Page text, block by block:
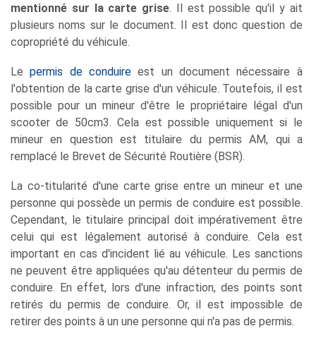
mentionné sur la carte grise. Il est possible qu'il y ait
plusieurs noms sur le document. Il est donc question de
copropriété du véhicule.
Lepermis de conduire est un document nécessaire à
l'obtention de la carte grise d'un véhicule. Toutefois, il est
possible pour un mineur d'être le propriétaire légal d'un
scooter de 50cm3. Cela est possible uniquement si le
mineur en question est titulaire du permis AM, qui a
remplacé le Brevet de Sécurité Routière (BSR).
La co-titularité d'une carte grise entre un mineur et une
personne qui possède un permis de conduire est possible.
Cependant, le titulaire principal doit impérativement être
celui qui est légalement autorisé à conduire. Cela est
important en cas d'incident lié au véhicule. Les sanctions
ne peuvent être appliquées qu'au détenteur du permis de
conduire. En effet, lors d'une infraction, des points sont
retirés du permis de conduire. Or, il est impossible de
retirer des points à un une personne qui n'a pas de permis.